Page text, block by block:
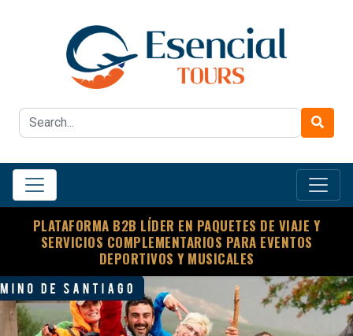
PLATAFORMA B2B LÍDER EN PAQUETES DE VIAJE Y
SERVICIOS COMPLEMENTARIOS PARA EVENTOS
DEPORTIVOS Y MUSICALES